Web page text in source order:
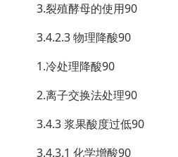
3.裂殖酵母的使用90
3.4.2.3 物理降酸90
1.冷处理降酸90
2.离子交换法处理90
3.4.3 浆果酸度过低90
3.4.3.1 化学增酸90